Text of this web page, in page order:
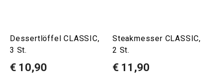
Dessertlöffel CLASSIC,
3 St.
€ 10,90
Steakmesser CLASSIC,
2 St.
€ 11,90